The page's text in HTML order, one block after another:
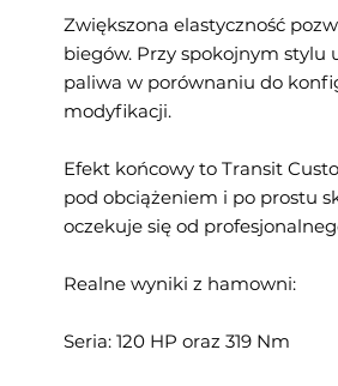
Zwiększona elastyczność
biegów. Przy spokojnym stylu
paliwa w porównaniu do
modyfikacji.
Efekt końcowy to Transit
pod obciążeniem i po prostu
oczekuje się od
Realne wyniki z hamowni:
Seria: 120 HP oraz 319 Nm